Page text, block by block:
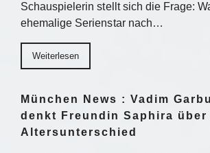
Schauspielerin stellt sich die Frage:
ehemalige Serienstar nach…
Weiterlesen
München News : Vadim
denkt Freundin Saphira über
Altersunterschied